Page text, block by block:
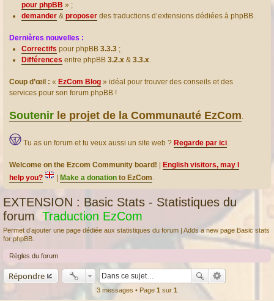
pour phpBB » ;
demander & proposer des traductions d’extensions dédiées à phpBB.
Dernières nouvelles :
Correctifs pour phpBB 3.3.3 ;
Différences entre phpBB 3.2.x & 3.3.x.
Coup d’œil : « EzCom Blog » idéal pour trouver des conseils et des
services pour son forum phpBB !
Soutenir le projet de la Communauté EzCom.
Tu as un forum et tu veux aussi un site web ? Regarde par ici.
Welcome on the Ezcom Community board!
English visitors, may I
help you?
Make a donation to EzCom.
EXTENSION : Basic Stats - Statistiques du
forum Traduction EzCom
Permet d’ajouter une page dédiée aux statistiques du forum | Adds a new page Basic stats
for phpBB.
Règles du forum
Répondre
3 messages • Page 1 sur 1